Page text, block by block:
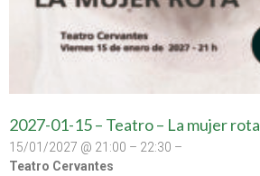
2027-01-15 – Teatro – La mujer rota
15/01/2027 @ 21:00 – 22:30 –
Teatro Cervantes